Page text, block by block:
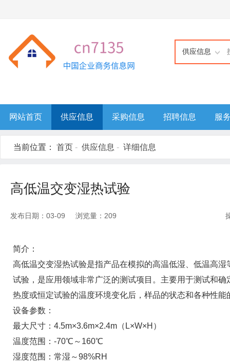
供应信息
网站首页 供应信息 采购信息 招聘信息 服
当前位置： 首页 - 供应信息 - 详细信息
高低温交变湿热试验
发布日期：03-09 浏览量：209
简介：
高低温交变湿热试验是指产品在模拟的高温低湿、低温高
试验，是应用领域非常广泛的测试项目。主要用于测试和
热度或恒定试验的温度环境变化后，样品的状态和各种性能
设备参数：
最大尺寸：4.5m×3.6m×2.4m（L×W×H）
温度范围：-70℃～160℃
湿度范围：常湿～98%RH